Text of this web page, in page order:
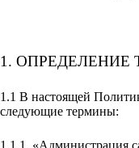
1. ОПРЕДЕЛЕНИЕ
1.1 В настоящей
следующие термины: